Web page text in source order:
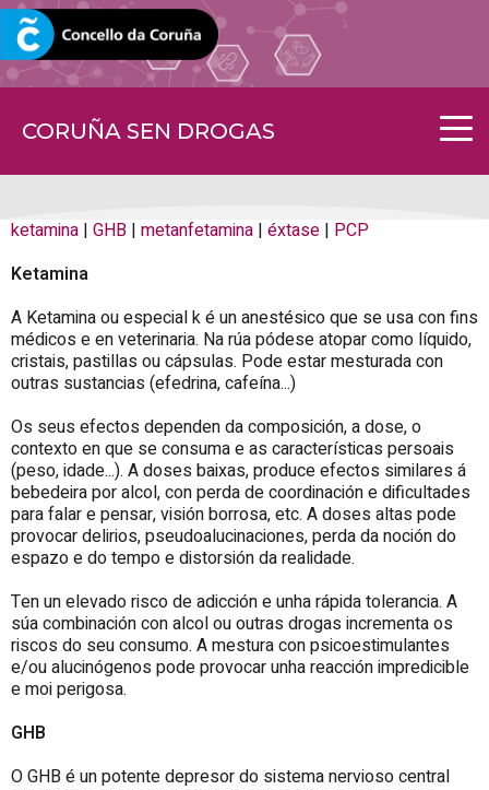
CORUÑA SEN DROGAS
CORUNA.GAL
ketamina | GHB | metanfetamina | éxtase | PCP
Ketamina
A Ketamina ou especial k é un anestésico que se usa con fins
médicos e en veterinaria. Na rúa pódese atopar como líquido,
cristais, pastillas ou cápsulas. Pode estar mesturada con
outras sustancias (efedrina, cafeína...)
Os seus efectos dependen da composición, a dose, o
contexto en que se consuma e as características persoais
(peso, idade...). A doses baixas, produce efectos similares á
bebedeira por alcol, con perda de coordinación e dificultades
para falar e pensar, visión borrosa, etc. A doses altas pode
provocar delirios, pseudoalucinaciones, perda da noción do
espazo e do tempo e distorsión da realidade.
Ten un elevado risco de adicción e unha rápida tolerancia. A
súa combinación con alcol ou outras drogas incrementa os
riscos do seu consumo. A mestura con psicoestimulantes
e/ou alucinógenos pode provocar unha reacción impredicible
e moi perigosa.
GHB
O GHB é un potente depresor do sistema nervioso central